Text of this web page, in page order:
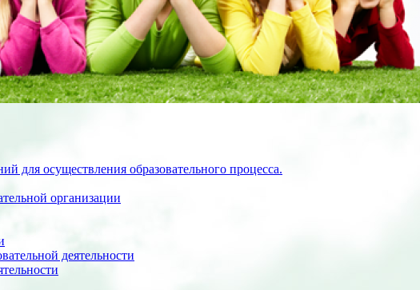
для осуществления образовательного процесса.
организации
деятельности